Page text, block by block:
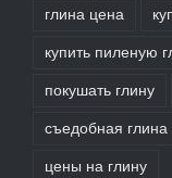
глина цена
купить пиленую
покушать глину
съедобная глина
цены на глину